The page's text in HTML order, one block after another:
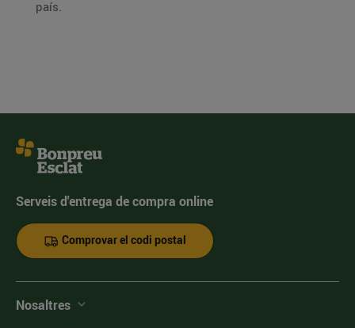
país.
Serveis d'entrega de compra online
Comprovar el codi postal
Nosaltres